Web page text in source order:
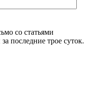
со статьями
последние трое суток.